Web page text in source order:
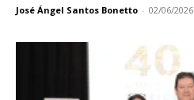
José Ángel Santos Bonetto - 02/06/2026